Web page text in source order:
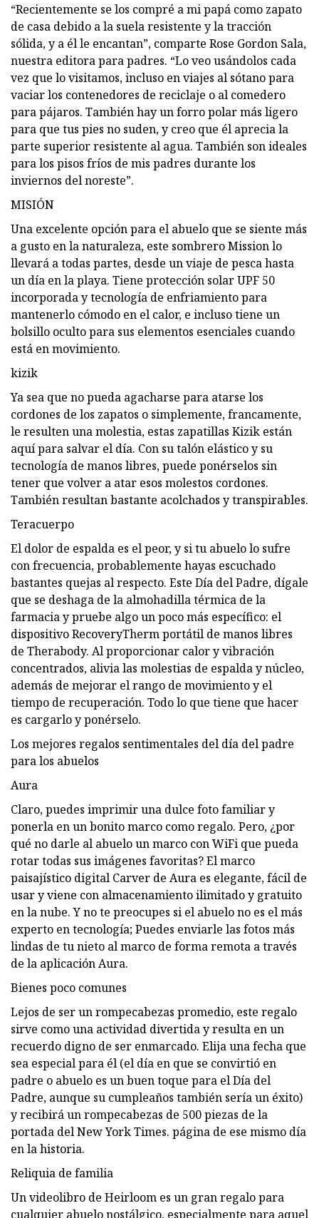
“Recientemente se los compré a mi papá como zapato
de casa debido a la suela resistente y la tracción
sólida, y a él le encantan”, comparte Rose Gordon Sala,
nuestra editora para padres. “Lo veo usándolos cada
vez que lo visitamos, incluso en viajes al sótano para
vaciar los contenedores de reciclaje o al comedero
para pájaros. También hay un forro polar más ligero
para que tus pies no suden, y creo que él aprecia la
parte superior resistente al agua. También son ideales
para los pisos fríos de mis padres durante los
inviernos del noreste”.
MISIÓN
Una excelente opción para el abuelo que se siente más
a gusto en la naturaleza, este sombrero Mission lo
llevará a todas partes, desde un viaje de pesca hasta
un día en la playa. Tiene protección solar UPF 50
incorporada y tecnología de enfriamiento para
mantenerlo cómodo en el calor, e incluso tiene un
bolsillo oculto para sus elementos esenciales cuando
está en movimiento.
kizik
Ya sea que no pueda agacharse para atarse los
cordones de los zapatos o simplemente, francamente,
le resulten una molestia, estas zapatillas Kizik están
aquí para salvar el día. Con su talón elástico y su
tecnología de manos libres, puede ponérselos sin
tener que volver a atar esos molestos cordones.
También resultan bastante acolchados y transpirables.
Teracuerpo
El dolor de espalda es el peor, y si tu abuelo lo sufre
con frecuencia, probablemente hayas escuchado
bastantes quejas al respecto. Este Día del Padre, dígale
que se deshaga de la almohadilla térmica de la
farmacia y pruebe algo un poco más específico: el
dispositivo RecoveryTherm portátil de manos libres
de Therabody. Al proporcionar calor y vibración
concentrados, alivia las molestias de espalda y núcleo,
además de mejorar el rango de movimiento y el
tiempo de recuperación. Todo lo que tiene que hacer
es cargarlo y ponérselo.
Los mejores regalos sentimentales del día del padre
para los abuelos
Aura
Claro, puedes imprimir una dulce foto familiar y
ponerla en un bonito marco como regalo. Pero, ¿por
qué no darle al abuelo un marco con WiFi que pueda
rotar todas sus imágenes favoritas? El marco
paisajístico digital Carver de Aura es elegante, fácil de
usar y viene con almacenamiento ilimitado y gratuito
en la nube. Y no te preocupes si el abuelo no es el más
experto en tecnología; Puedes enviarle las fotos más
lindas de tu nieto al marco de forma remota a través
de la aplicación Aura.
Bienes poco comunes
Lejos de ser un rompecabezas promedio, este regalo
sirve como una actividad divertida y resulta en un
recuerdo digno de ser enmarcado. Elija una fecha que
sea especial para él (el día en que se convirtió en
padre o abuelo es un buen toque para el Día del
Padre, aunque su cumpleaños también sería un éxito)
y recibirá un rompecabezas de 500 piezas de la
portada del New York Times. página de ese mismo día
en la historia.
Reliquia de familia
Un videolibro de Heirloom es un gran regalo para
cualquier abuelo nostálgico, especialmente para aquel